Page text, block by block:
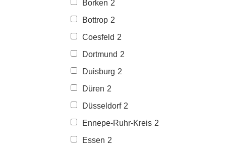
Borken 2
Bottrop 2
Coesfeld 2
Dortmund 2
Duisburg 2
Düren 2
Düsseldorf 2
Ennepe-Ruhr-Kreis 2
Essen 2